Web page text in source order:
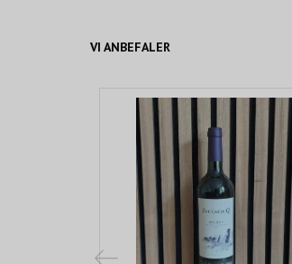
VI ANBEFALER